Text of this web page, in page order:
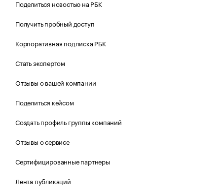
Поделиться новостью на РБК
Получить пробный доступ
Корпоративная подписка РБК
Стать экспертом
Отзывы о вашей компании
Поделиться кейсом
Создать профиль группы компаний
Отзывы о сервисе
Сертифицированные партнеры
Лента публикаций